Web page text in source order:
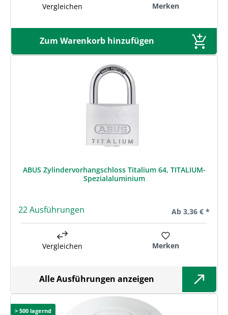
Vergleichen Merken
Zum Warenkorb hinzufügen
ABUS Zylindervorhangschloss Titalium 64, TITALIUM-
Spezialaluminium
22 Ausführungen Regulärer Preis:
Ab 3,36 € *
Vergleichen Merken
Alle Ausführungen anzeigen
> 500 lagernd